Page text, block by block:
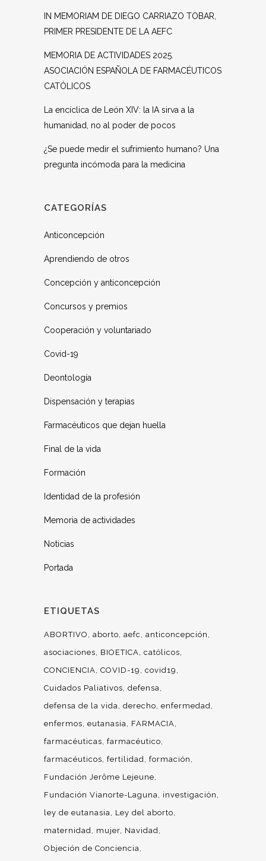
IN MEMORIAM DE DIEGO CARRIAZO TOBAR,
PRIMER PRESIDENTE DE LA AEFC
MEMORIA DE ACTIVIDADES 2025.
ASOCIACIÓN ESPAÑOLA DE FARMACÉUTICOS
CATÓLICOS
La encíclica de León XIV: la IA sirva a la
humanidad, no al poder de pocos
¿Se puede medir el sufrimiento humano? Una
pregunta incómoda para la medicina
CATEGORÍAS
Anticoncepción
Aprendiendo de otros
Concepción y anticoncepción
Concursos y premios
Cooperación y voluntariado
Covid-19
Deontología
Dispensación y terapias
Farmacéuticos que dejan huella
Final de la vida
Formación
Identidad de la profesión
Memoria de actividades
Noticias
Portada
ETIQUETAS
ABORTIVO aborto aefc
anticoncepción
asociaciones
BIOETICA católicos
CONCIENCIA COVID-19
covid19
Cuidados Paliativos defensa
defensa de la vida derecho enfermedad
enfermos eutanasia
FARMACIA
farmacéuticas farmacéutico
farmacéuticos fertilidad formación
Fundación Jerôme Lejeune
Fundación Vianorte-Laguna
investigación
ley de eutanasia
Ley del aborto
maternidad
mujer Navidad
Objeción de Conciencia